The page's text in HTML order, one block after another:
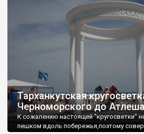
Тарханкутская
Черноморского до
К сожалению настоящей "кругосветки"
пешком вдоль побережья,поэтому